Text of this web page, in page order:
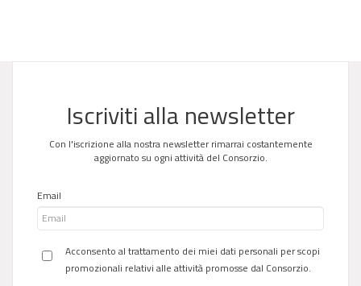
Iscriviti alla newsletter
Con l'iscrizione alla nostra newsletter rimarrai costantemente
aggiornato su ogni attività del Consorzio.
Email
Acconsento al trattamento dei miei dati personali per scopi
promozionali relativi alle attività promosse dal Consorzio.